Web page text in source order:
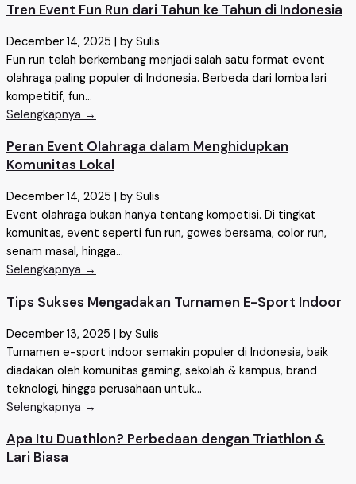
Tren Event Fun Run dari Tahun ke Tahun di Indonesia
December 14, 2025
by Sulis
Fun run telah berkembang menjadi salah satu format event
olahraga paling populer di Indonesia. Berbeda dari lomba lari
kompetitif, fun...
Selengkapnya →
Peran Event Olahraga dalam Menghidupkan
Komunitas Lokal
December 14, 2025
by Sulis
Event olahraga bukan hanya tentang kompetisi. Di tingkat
komunitas, event seperti fun run, gowes bersama, color run,
senam masal, hingga...
Selengkapnya →
Tips Sukses Mengadakan Turnamen E-Sport Indoor
December 13, 2025 | by Sulis
Turnamen e-sport indoor semakin populer di Indonesia, baik
diadakan oleh komunitas gaming, sekolah & kampus, brand
teknologi, hingga perusahaan untuk...
Selengkapnya →
Apa Itu Duathlon? Perbedaan dengan Triathlon &
Lari Biasa